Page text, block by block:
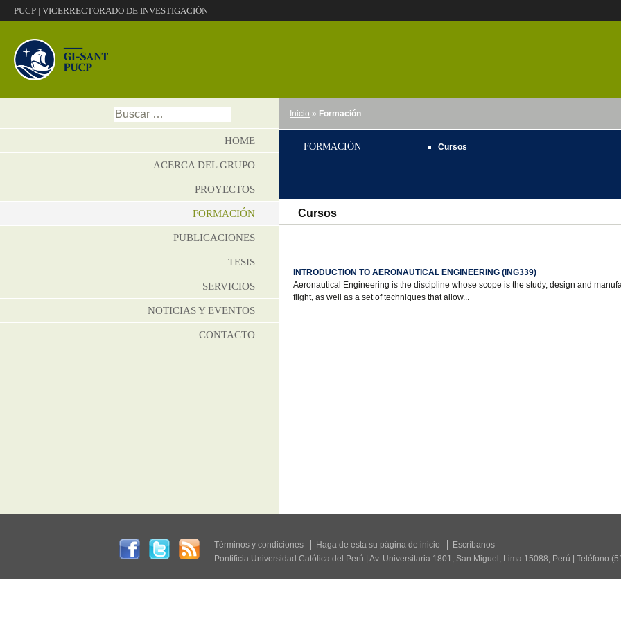
PUCP | VICERRECTORADO DE INVESTIGACIÓN
Buscar:
HOME
ACERCA DEL GRUPO
PROYECTOS
FORMACIÓN
PUBLICACIONES
TESIS
SERVICIOS
NOTICIAS Y EVENTOS
CONTACTO
Inicio » Formación
FORMACIÓN Cursos
Cursos
INTRODUCTION TO AERONAUTICAL ENGINEERING (ING339)
Aeronautical Engineering is the discipline whose scope is the study, design and
flight, as well as a set of techniques that allow...
Términos y condiciones Haga de esta su página de inicio
Escríbanos
Pontificia Universidad Católica del Perú | Av. Universitaria 1801, San Miguel, Lima 15088, Perú | Teléfono